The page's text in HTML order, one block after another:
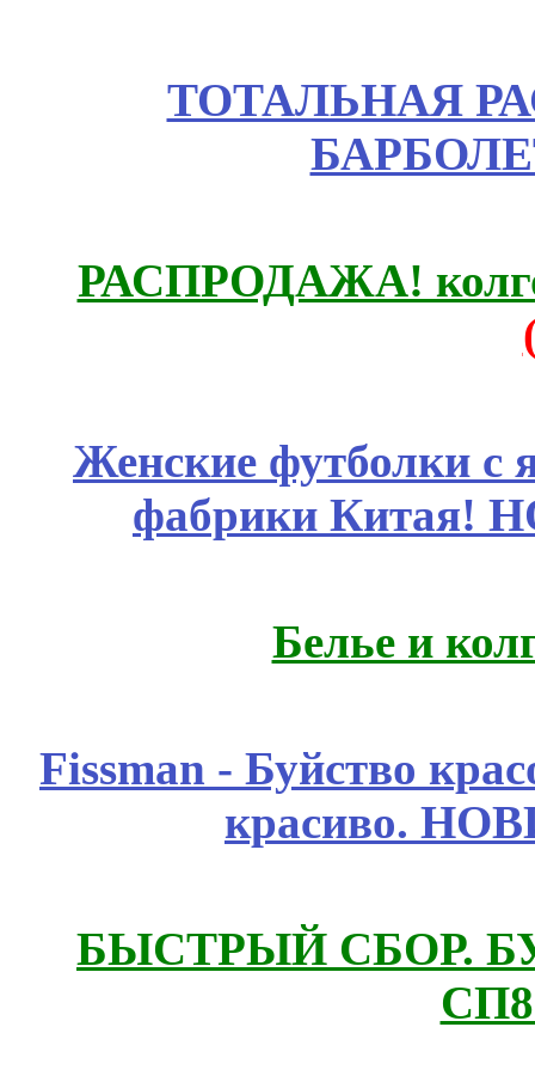
ТОТАЛЬНАЯ
РАСПРОДАЖА!
Женские футболки с
фабрики Китая!
Белье и
Fissmаn - Буйство
красиво.
БЫСТРЫЙ СБОР.